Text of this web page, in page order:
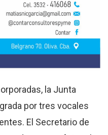
la Junta
por tres vocales
El Secretario de